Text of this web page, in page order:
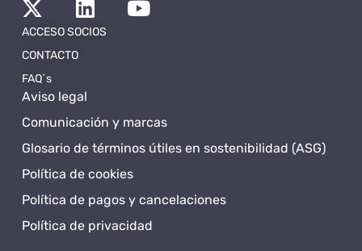
Aviso legal
Comunicación y marcas
Glosario de términos útiles en sostenibilidad (ASG)
Política de cookies
Política de pagos y cancelaciones
Política de privacidad
ACCESO SOCIOS
CONTACTO
FAQ´s